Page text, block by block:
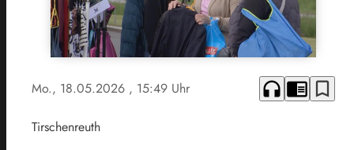
Mo., 18.05.2026 , 15:49 Uhr headphones chrome_reader_mode bookmark_border
Tirschenreuth